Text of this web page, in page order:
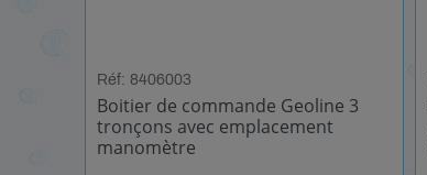
Réf: 8406003
Boitier de commande Geoline 3
tronçons avec emplacement
manomètre